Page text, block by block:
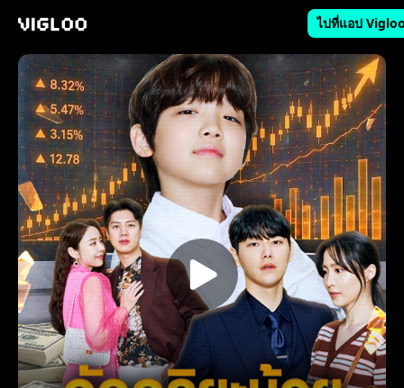
ไปที่แอป